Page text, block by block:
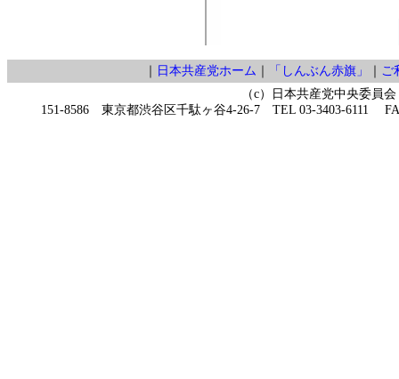
｜ 日本共産党ホーム ｜ 「しんぶん赤旗」 ｜ ご
（c）日本共産党中央委員会
151-8586 東京都渋谷区千駄ヶ谷4-26-7 TEL 03-3403-6111